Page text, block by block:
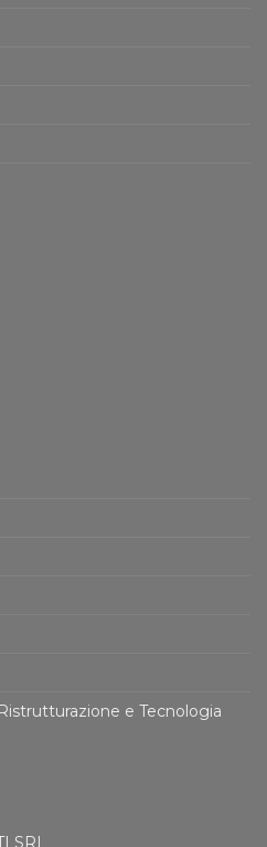
e Tecnologia
SRL